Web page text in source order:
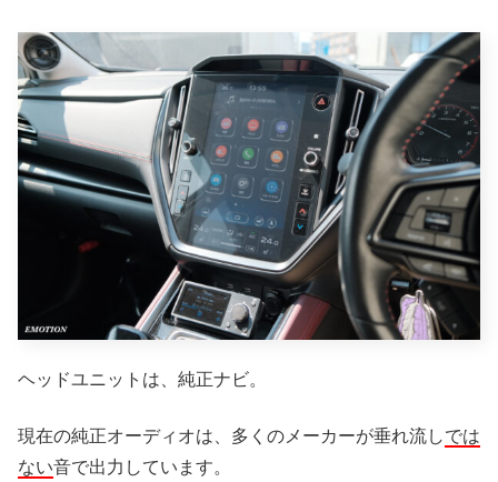
ヘッドユニットは、純正ナビ。
現在の純正オーディオは、多くのメーカーが垂れ流しでは
ない音で出力しています。